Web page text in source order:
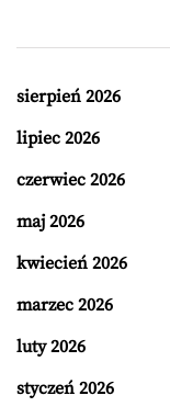
sierpień 2026
lipiec 2026
czerwiec 2026
maj 2026
kwiecień 2026
marzec 2026
luty 2026
styczeń 2026